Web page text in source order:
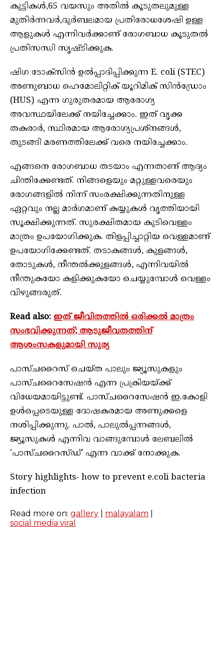
കുട്ടികൾ,65 വയസും അതിൽ കൂടുതലുമുള്ള
മുതിർന്നവർ,ദുർബലമായ പ്രതിരോധശേഷി ഉള്ള
ആളുകൾ എന്നിവർക്കാണ് രോഗബാധ കൂടുതൽ
പ്രതിസന്ധി സൃഷ്ടിക്കുക.
ഷിഗ ടോക്‌സിൻ ഉൽപ്പാദിപ്പിക്കുന്ന E. coli (STEC)
അണുബാധ ഹെമോലിറ്റിക് യൂറിമിക് സിൻഡ്രോം
(HUS) എന്ന ഗുരുതരമായ ആരോഗ്യ
അവസ്ഥയിലേക്ക് നയിച്ചേക്കാം. ഇത് വൃക്ക
തകരാർ, സ്ഥിരമായ ആരോഗ്യപ്രശ്നങ്ങൾ,
തുടങ്ങി മരണത്തിലേക്ക് വരെ നയിച്ചേക്കാം.
എങ്ങനെ രോഗബാധ തടയാം എന്നതാണ് ആദ്യം
ചിന്തിക്കേണ്ടത്. നിങ്ങളെയും മറ്റുള്ളവരെയും
രോഗങ്ങളിൽ നിന്ന് സംരക്ഷിക്കുന്നതിനുള്ള
ഏറ്റവും നല്ല മാർഗമാണ് കയ്യുകൾ വൃത്തിയായി
സൂക്ഷിക്കുന്നത്. സുരക്ഷിതമായ കുടിവെള്ളം
മാത്രം ഉപയോഗിക്കുക. തിളപ്പിച്ചാറ്റിയ വെള്ളമാണ്
ഉപയോഗിക്കേണ്ടത്. തടാകങ്ങൾ, കുളങ്ങൾ,
തോടുകൾ, നീന്തൽക്കുളങ്ങൾ, എന്നിവയിൽ
നീന്തുകയോ കളിക്കുകയോ ചെയ്യുമ്പോൾ വെള്ളം
വിഴുങ്ങരുത്.
Read also: ഇത് ജീവിതത്തിൽ ഒരിക്കൽ മാത്രം
സംഭവിക്കുന്നത്; ആടുജീവതത്തിന്
ആശംസകളുമായി സുര്യ
പാസ്ചറൈസ് ചെയ്ത പാലും ജ്യൂസുകളും
പാസ്ചറൈസേഷൻ എന്ന പ്രക്രിയയ്ക്ക്
വിധേയമായിട്ടുണ്ട്. പാസ്ചറൈസേഷൻ ഇ.കോളി
ഉൾപ്പെടെയുള്ള ദോഷകരമായ അണുക്കളെ
നശിപ്പിക്കുന്നു. പാൽ, പാലുൽപ്പന്നങ്ങൾ,
ജ്യൂസുകൾ എന്നിവ വാങ്ങുമ്പോൾ ലേബലിൽ
‘പാസ്ചറൈസ്ഡ്’ എന്ന വാക്ക് നോക്കുക.
Story highlights- how to prevent e.coli bacteria
infection
Read more on: gallery malayalam
social media viral